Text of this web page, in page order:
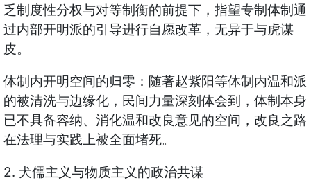
乏制度性分权与对等制衡的前提下，指望专制体制通
过内部开明派的引导进行自愿改革，无异于与虎谋
皮。
体制内开明空间的归零：随著赵紫阳等体制内温和派
的被清洗与边缘化，民间力量深刻体会到，体制本身
已不具备容纳、消化温和改良意见的空间，改良之路
在法理与实践上被全面堵死。
2. 犬儒主义与物质主义的政治共谋